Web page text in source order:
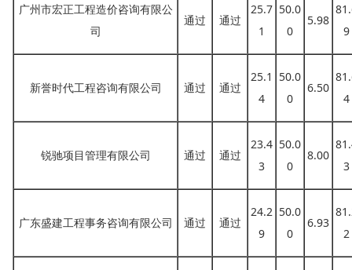
广州市宏正工程造价咨询有限公
司
通过 通过
25.7
1
50.0
0
5.98
9
新誉时代工程咨询有限公司 通过 通过
25.1
4
50.0
0
6.50
4
锐驰项目管理有限公司 通过 通过
23.4
3
50.0
0
8.00
3
广东盛建工程事务咨询有限公司 通过 通过
24.2
9
50.0
0
6.93
2